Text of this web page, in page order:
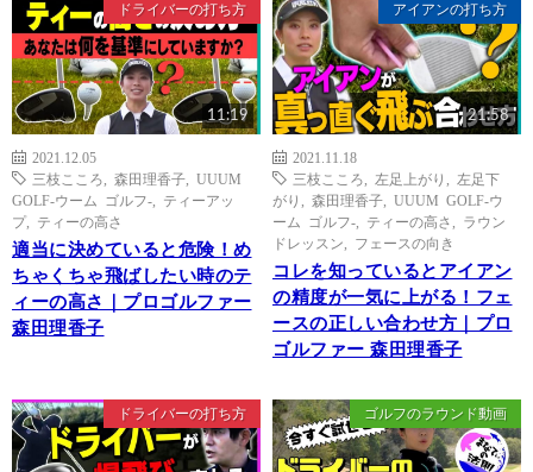
ドライバーの打ち方
11:19
2021.12.05
三枝こころ
森田理香子
UUUM
GOLF-ウーム ゴルフ-
ティーアッ
プ, ティーの高さ
適当に決めていると危険！め
ちゃくちゃ飛ばしたい時のテ
ィーの高さ｜プロゴルファー
森田理香子
アイアンの打ち方
21:58
2021.11.18
三枝こころ
左足上がり
左足下
がり
森田理香子
UUUM GOLF-ウ
ーム ゴルフ-
ティーの高さ
ラウン
ドレッスン
フェースの向き
コレを知っているとアイアン
の精度が一気に上がる！フェ
ースの正しい合わせ方｜プロ
ゴルファー 森田理香子
ドライバーの打ち方 ゴルフのラウンド動画